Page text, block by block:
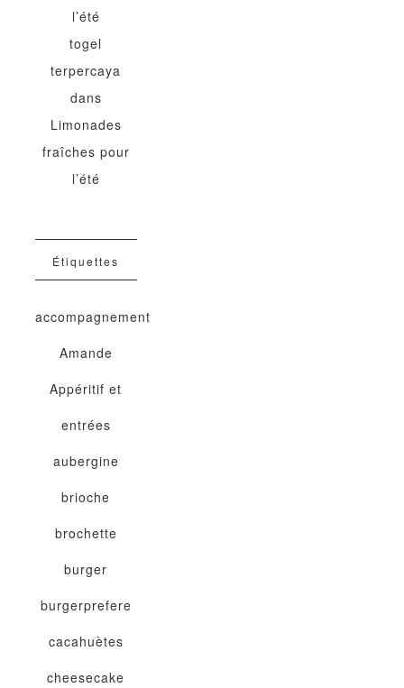
l’été
togel
terpercaya
dans
Limonades
fraîches pour
l’été
Étiquettes
accompagnement
Amande
Appéritif et
entrées
aubergine
brioche
brochette
burger
burgerprefere
cacahuètes
cheesecake